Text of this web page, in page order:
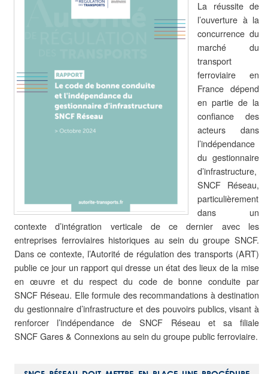
La réussite de
l’ouverture à la
concurrence du
marché du
transport
ferroviaire en
France dépend
en partie de la
confiance des
acteurs dans
l’indépendance
du gestionnaire
d’infrastructure,
SNCF Réseau,
particulièrement
dans un
contexte d’intégration verticale de ce dernier avec les
entreprises ferroviaires historiques au sein du groupe SNCF.
Dans ce contexte, l’Autorité de régulation des transports (ART)
publie ce jour un rapport qui dresse un état des lieux de la mise
en œuvre et du respect du code de bonne conduite par
SNCF Réseau. Elle formule des recommandations à destination
du gestionnaire d’infrastructure et des pouvoirs publics, visant à
renforcer l’indépendance de SNCF Réseau et sa filiale
SNCF Gares & Connexions au sein du groupe public ferroviaire.